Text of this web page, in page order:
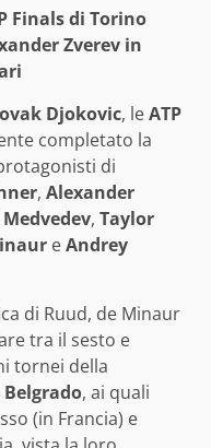
Finals di Torino
Zverev in
Djokovic, leATP
completato la
di
, Alexander
, Taylor
eAndrey
di Ruud, de Minaur
tra il sesto e
tornei della
Belgrado, ai quali
(in Francia) e